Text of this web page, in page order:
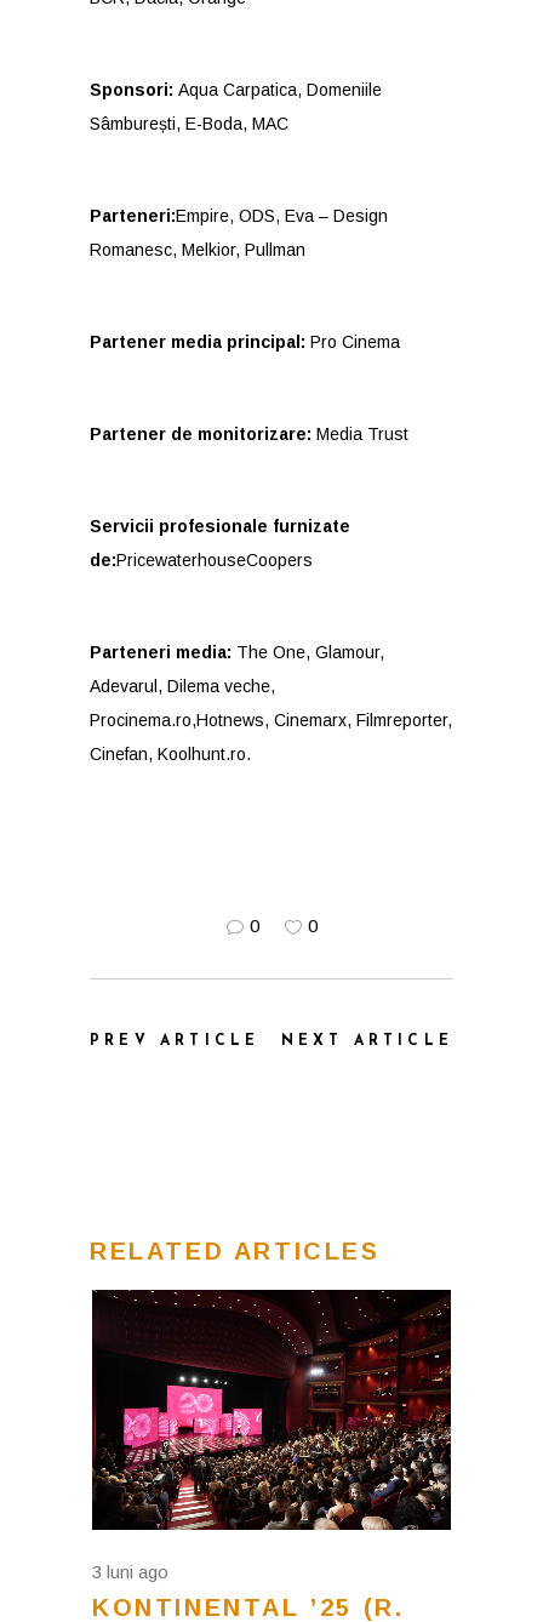
Sponsori: Aqua Carpatica, Domeniile
Sâmburești, E-Boda, MAC
Parteneri:Empire, ODS, Eva – Design
Romanesc, Melkior, Pullman
Partener media principal: Pro Cinema
Partener de monitorizare: Media Trust
Servicii profesionale furnizate
de:PricewaterhouseCoopers
Parteneri media: The One, Glamour,
Adevarul, Dilema veche,
Procinema.ro,Hotnews, Cinemarx, Filmreporter,
Cinefan, Koolhunt.ro.
0 0
PREV ARTICLE NEXT ARTICLE
RELATED ARTICLES
3 luni ago
KONTINENTAL ’25 (R.